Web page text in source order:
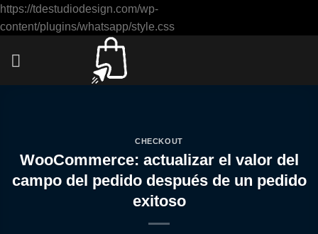
https://tdestudiodesign.com/wp-
content/plugins/whatsapp/style.cssSaltar
CHECKOUT
WooCommerce: actualizar el valor del
campo del pedido después de un pedido
exitoso